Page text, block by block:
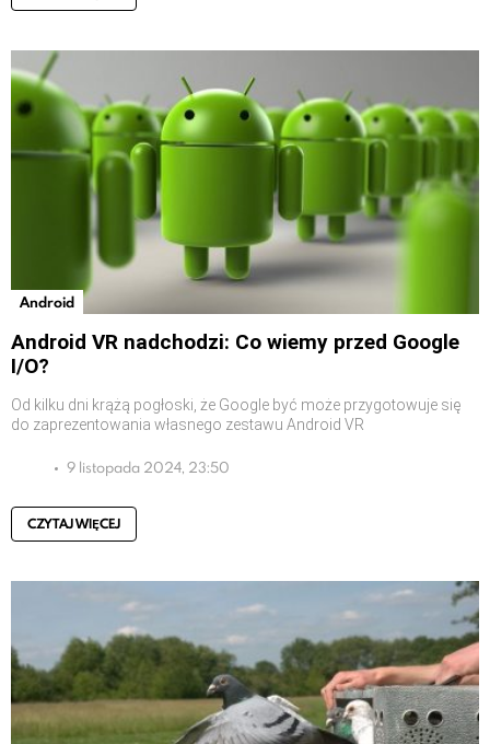
Android
Android VR nadchodzi: Co wiemy przed Google
I/O?
Od kilku dni krążą pogłoski, że Google być może przygotowuje się
do zaprezentowania własnego zestawu Android VR
9 listopada 2024, 23:50
CZYTAJ WIĘCEJ